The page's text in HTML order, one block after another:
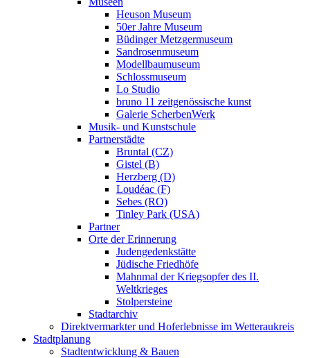
Heuson Museum
50er Jahre Museum
Büdinger Metzgermuseum
Sandrosenmuseum
Modellbaumuseum
Schlossmuseum
Lo Studio
bruno 11 zeitgenössische kunst
Galerie ScherbenWerk
Musik- und Kunstschule
Partnerstädte
Bruntal (CZ)
Gistel (B)
Herzberg (D)
Loudéac (F)
Sebes (RO)
Tinley Park (USA)
Partner
Orte der Erinnerung
Judengedenkstätte
Jüdische Friedhöfe
Mahnmal der Kriegsopfer des II.
Weltkrieges
Stolpersteine
Stadtarchiv
Direktvermarkter und Hoferlebnisse im Wetteraukreis
Stadtplanung
Stadtentwicklung & Bauen